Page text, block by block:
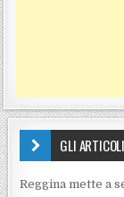
GLI
Reggina mette a